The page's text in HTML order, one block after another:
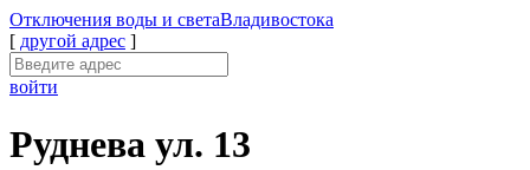
Отключения воды и светаВладивостока
[ другой адрес ]
войти
Руднева ул. 13